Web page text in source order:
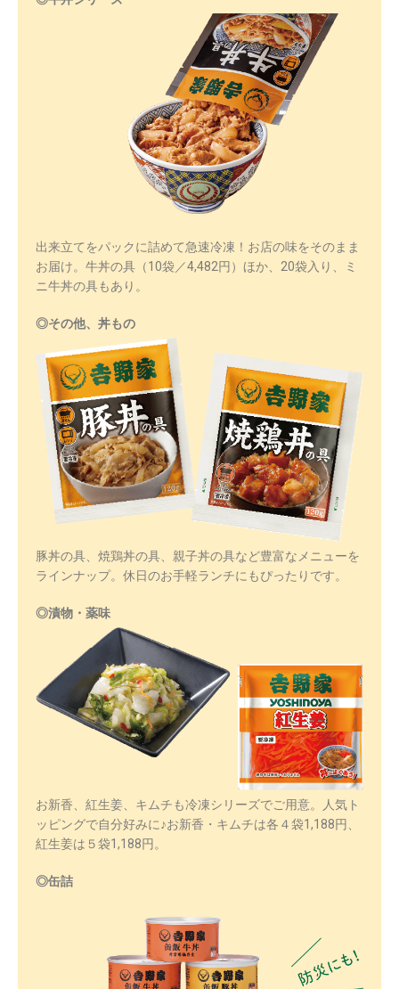
出来立てをパックに詰めて急速冷凍！お店の味をそのまま
お届け。牛丼の具（10袋／4,482円）ほか、20袋入り、ミ
ニ牛丼の具もあり。
◎その他、丼もの
豚丼の具、焼鶏丼の具、親子丼の具など豊富なメニューを
ラインナップ。休日のお手軽ランチにもぴったりです。
◎漬物・薬味
お新香、紅生姜、キムチも冷凍シリーズでご用意。人気ト
ッピングで自分好みに♪お新香・キムチは各４袋1,188円、
紅生姜は５袋1,188円。
◎缶詰